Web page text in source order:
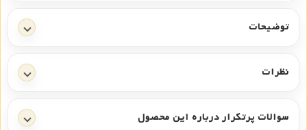
توضیحات
نظرات
سوالات پرتکرار درباره این محصول